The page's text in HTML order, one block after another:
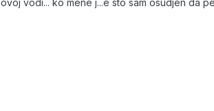
ovoj vodi... ko mene j...e sto sam osudjen da